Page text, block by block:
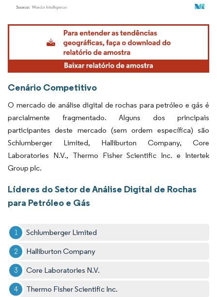
Imagem © Mordor Intelligence. O reuso requer atribuição conforme CC BY 4.0.
Cenário Competitivo
O mercado de análise digital de rochas para petróleo e gás é
parcialmente fragmentado. Alguns dos principais
participantes deste mercado (sem ordem específica) são
Schlumberger Limited, Halliburton Company, Core
Laboratories N.V., Thermo Fisher Scientific Inc. e Intertek
Group plc.
Líderes do Setor de Análise Digital de Rochas
para Petróleo e Gás
Schlumberger Limited
Halliburton Company
Core Laboratories N.V.
Thermo Fisher Scientific Inc.